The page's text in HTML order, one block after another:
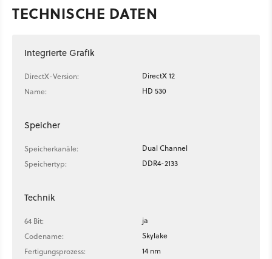
TECHNISCHE DATEN
Integrierte Grafik
DirectX-Version:
DirectX 12
Name:
HD 530
Speicher
Speicherkanäle:
Dual Channel
Speichertyp:
DDR4-2133
Technik
64 Bit:
ja
Codename:
Skylake
Fertigungsprozess:
14 nm